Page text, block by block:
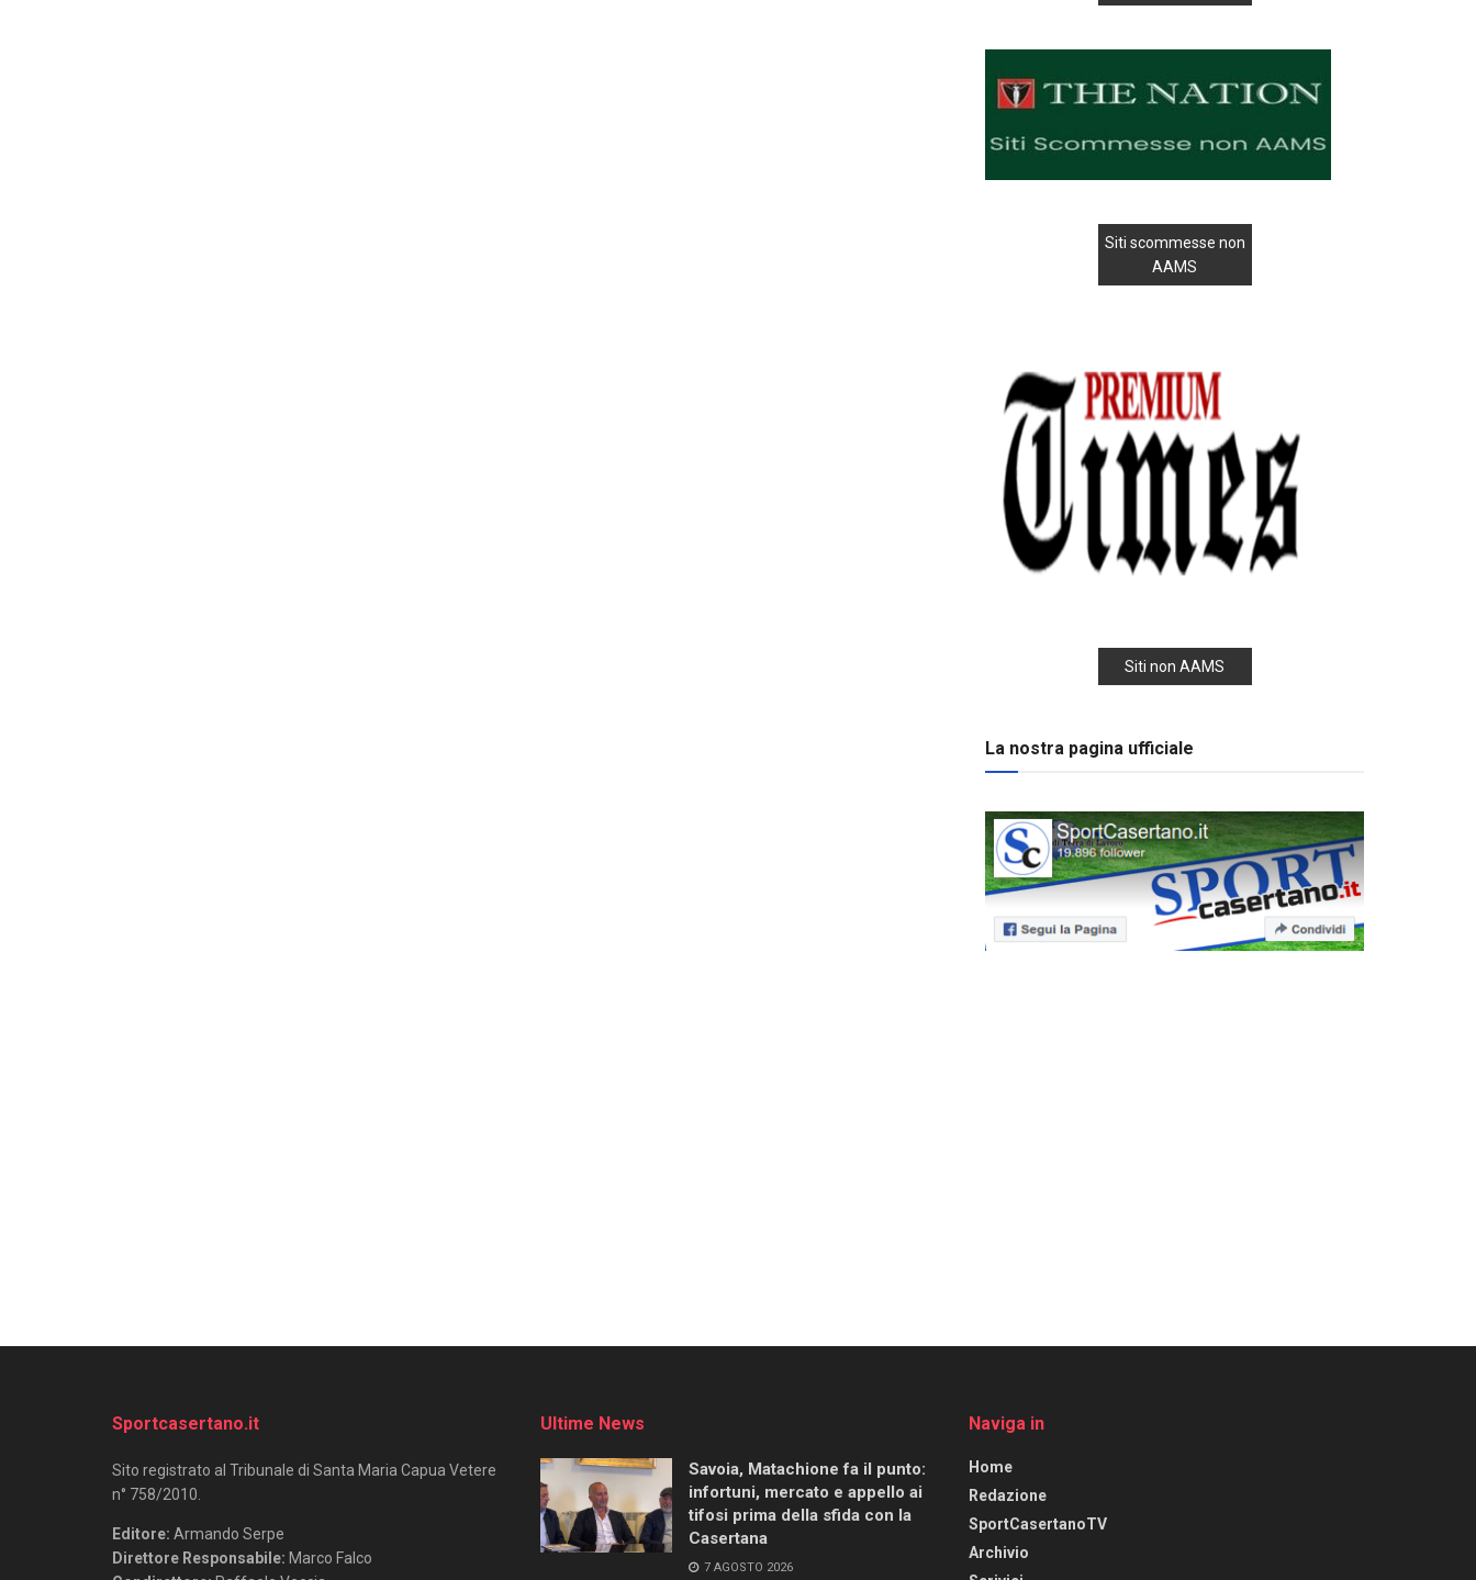
Siti scommesse non
AAMS
Siti non AAMS
La nostra pagina ufficiale
Sportcasertano.it
Sito registrato al Tribunale di Santa Maria Capua Vetere
n° 758/2010.
Editore: Armando Serpe
Direttore Responsabile: Marco Falco
Ultime News
Savoia, Matachione fa il punto:
infortuni, mercato e appello ai
tifosi prima della sfida con la
Casertana
7 AGOSTO 2026
Naviga in
Home
Redazione
SportCasertanoTV
Archivio